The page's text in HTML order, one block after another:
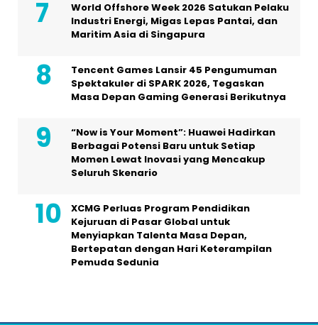
World Offshore Week 2026 Satukan Pelaku
Industri Energi, Migas Lepas Pantai, dan
Maritim Asia di Singapura
Tencent Games Lansir 45 Pengumuman
Spektakuler di SPARK 2026, Tegaskan
Masa Depan Gaming Generasi Berikutnya
“Now is Your Moment”: Huawei Hadirkan
Berbagai Potensi Baru untuk Setiap
Momen Lewat Inovasi yang Mencakup
Seluruh Skenario
XCMG Perluas Program Pendidikan
Kejuruan di Pasar Global untuk
Menyiapkan Talenta Masa Depan,
Bertepatan dengan Hari Keterampilan
Pemuda Sedunia